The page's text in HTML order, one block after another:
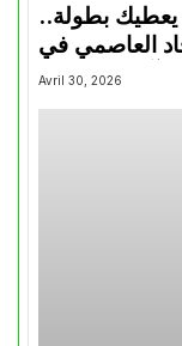
يعطيك بطولة..
العاصمي في
آخر السنوات
Avril 30, 2026